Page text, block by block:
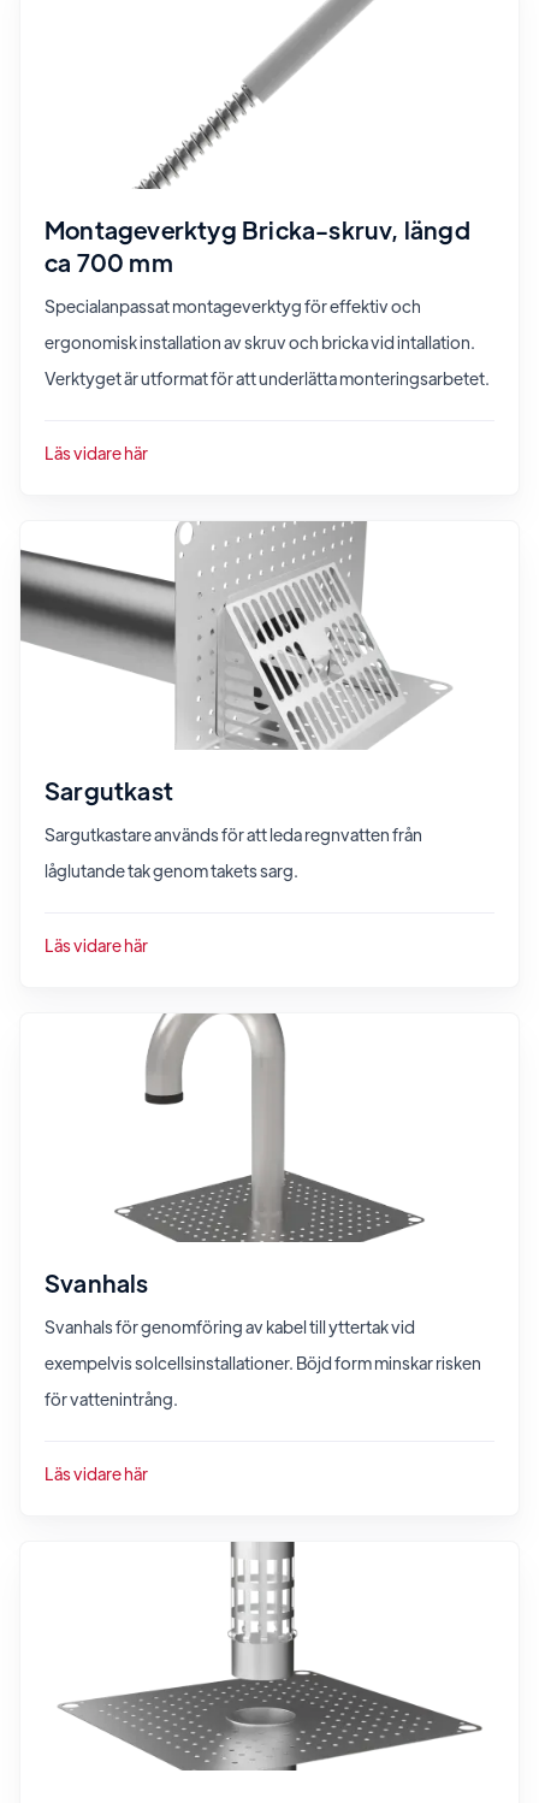
Montageverktyg Bricka-skruv, längd
ca 700 mm
Specialanpassat montageverktyg för effektiv och
ergonomisk installation av skruv och bricka vid intallation.
Verktyget är utformat för att underlätta monteringsarbetet.
Läs vidare här
Sargutkast
Sargutkastare används för att leda regnvatten från
låglutande tak genom takets sarg.
Läs vidare här
Svanhals
Svanhals för genomföring av kabel till yttertak vid
exempelvis solcellsinstallationer. Böjd form minskar risken
för vattenintrång.
Läs vidare här